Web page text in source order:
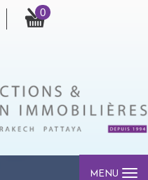
0
MENU